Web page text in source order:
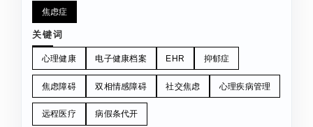
焦虑症
关键词
心理健康 电子健康档案 EHR 抑郁症
焦虑障碍 双相情感障碍 社交焦虑 心理疾病管理
远程医疗 病假条代开